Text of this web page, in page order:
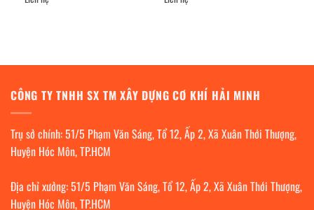
CÔNG TY TNHH SX TM XÂY DỰNG CƠ KHÍ HẢI MINH
Trụ sở chính: 51/5 Phạm Văn Sáng, Tổ 12, Ấp 2, Xã Xuân Thới Thượng,
Huyện Hóc Môn, TP.HCM
Địa chỉ xưởng: 51/5 Phạm Văn Sáng, Tổ 12, Ấp 2, Xã Xuân Thới Thượng,
Huyện Hóc Môn, TP.HCM